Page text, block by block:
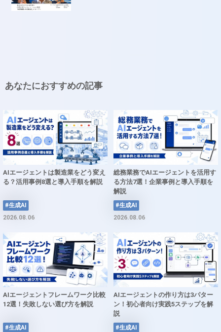
あなたにおすすめの記事
AIエージェントは製造業をどう変え
る？活用事例8選と導入手順を解説
#生成AI
2026.08.06
総務業務でAIエージェントを活用す
る方法7選！企業事例と導入手順を
解説
#生成AI
2026.08.06
AIエージェントフレームワーク比較
12選！失敗しない選び方を解説
#生成AI
AIエージェントの作り方は3パター
ン！初心者向け実践5ステップを解
説
#生成AI